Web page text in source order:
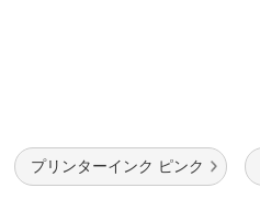
プリンターインク ピンク